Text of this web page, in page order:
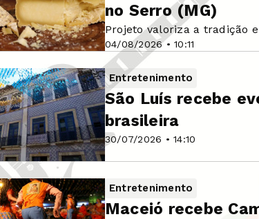
04/08/2026 • 10:11
no Serro (MG)
Projeto valoriza a tradição
Entretenimento
30/07/2026 • 14:10
São Luís recebe
brasileira
Entretenimento
Maceió recebe